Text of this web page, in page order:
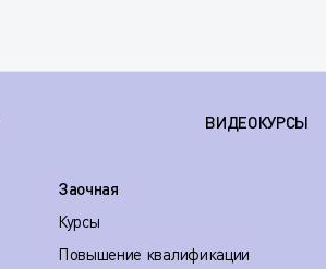
ВИДЕОКУРСЫ
Заочная
Курсы
Повышение квалификации